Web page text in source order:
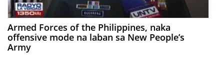
Armed Forces of the Philippines, naka
offensive mode na laban sa New People’s
Army